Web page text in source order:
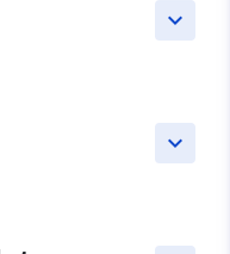
keyboard_arrow_down
keyboard_arrow_down